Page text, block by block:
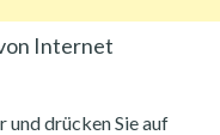
Internet
drücken Sie auf